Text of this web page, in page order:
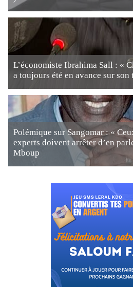
L’économiste Ibrahima Sall : «
a toujours été en avance sur son
Polémique sur Sangomar : «
experts doivent arrêter d’en
Mboup